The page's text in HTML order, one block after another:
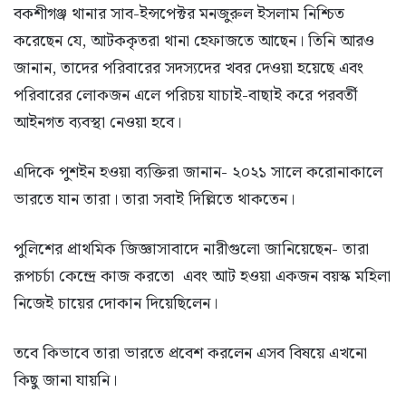
বকশীগঞ্জ থানার সাব-ইন্সপেক্টর মনজুরুল ইসলাম নিশ্চিত
করেছেন যে, আটককৃতরা থানা হেফাজতে আছেন। তিনি আরও
জানান, তাদের পরিবারের সদস্যদের খবর দেওয়া হয়েছে এবং
পরিবারের লোকজন এলে পরিচয় যাচাই-বাছাই করে পরবর্তী
আইনগত ব্যবস্থা নেওয়া হবে।
এদিকে পুশইন হওয়া ব্যক্তিরা জানান- ২০২১ সালে করোনাকালে
ভারতে যান তারা। তারা সবাই দিল্লিতে থাকতেন।
পুলিশের প্রাথমিক জিজ্ঞাসাবাদে নারীগুলো জানিয়েছেন- তারা
রূপচর্চা কেন্দ্রে কাজ করতো এবং আট হওয়া একজন বয়স্ক মহিলা
নিজেই চায়ের দোকান দিয়েছিলেন।
তবে কিভাবে তারা ভারতে প্রবেশ করলেন এসব বিষয়ে এখনো
কিছু জানা যায়নি।